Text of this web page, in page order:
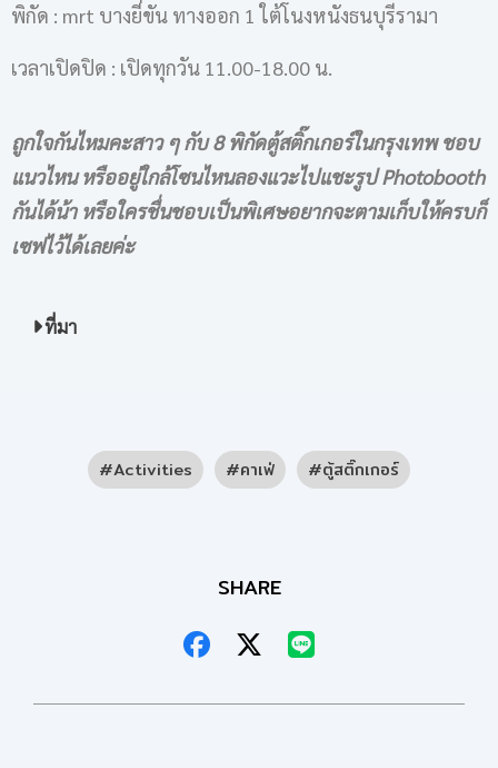
พิกัด : mrt บางยี่ขัน ทางออก 1 ใต้โนงหนังธนบุรีรามา
เวลาเปิดปิด : เปิดทุกวัน 11.00-18.00 น.
ถูกใจกันไหมคะสาว ๆ กับ 8 พิกัดตู้สติ๊กเกอร์ในกรุงเทพ ชอบ
แนวไหน หรืออยู่ใกล้โซนไหนลองแวะไปแชะรูป Photobooth
กันได้น้า หรือใครชื่นชอบเป็นพิเศษอยากจะตามเก็บให้ครบก็
เซฟไว้ได้เลยค่ะ
ที่มา
Activities คาเฟ่ ตู้สติ๊กเกอร์
SHARE